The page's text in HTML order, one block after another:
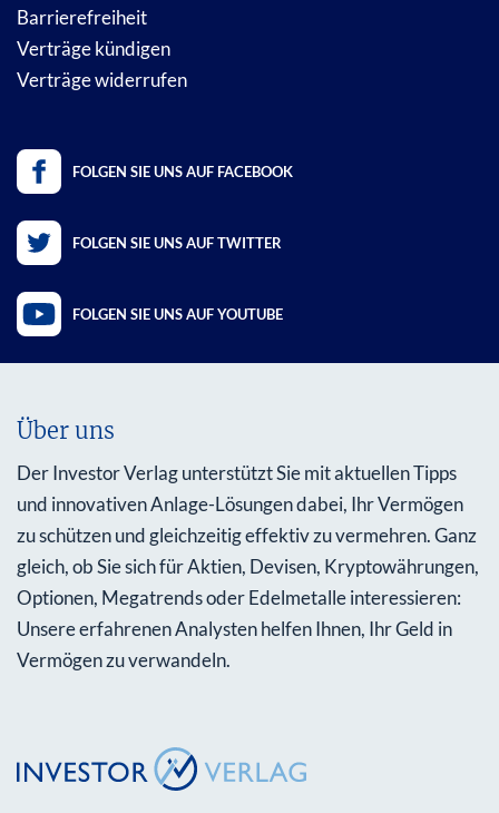
Barrierefreiheit
Verträge kündigen
Verträge widerrufen
FOLGEN SIE UNS AUF FACEBOOK
FOLGEN SIE UNS AUF TWITTER
FOLGEN SIE UNS AUF YOUTUBE
Über uns
Der Investor Verlag unterstützt Sie mit aktuellen Tipps
und innovativen Anlage-Lösungen dabei, Ihr Vermögen
zu schützen und gleichzeitig effektiv zu vermehren. Ganz
gleich, ob Sie sich für Aktien, Devisen, Kryptowährungen,
Optionen, Megatrends oder Edelmetalle interessieren:
Unsere erfahrenen Analysten helfen Ihnen, Ihr Geld in
Vermögen zu verwandeln.